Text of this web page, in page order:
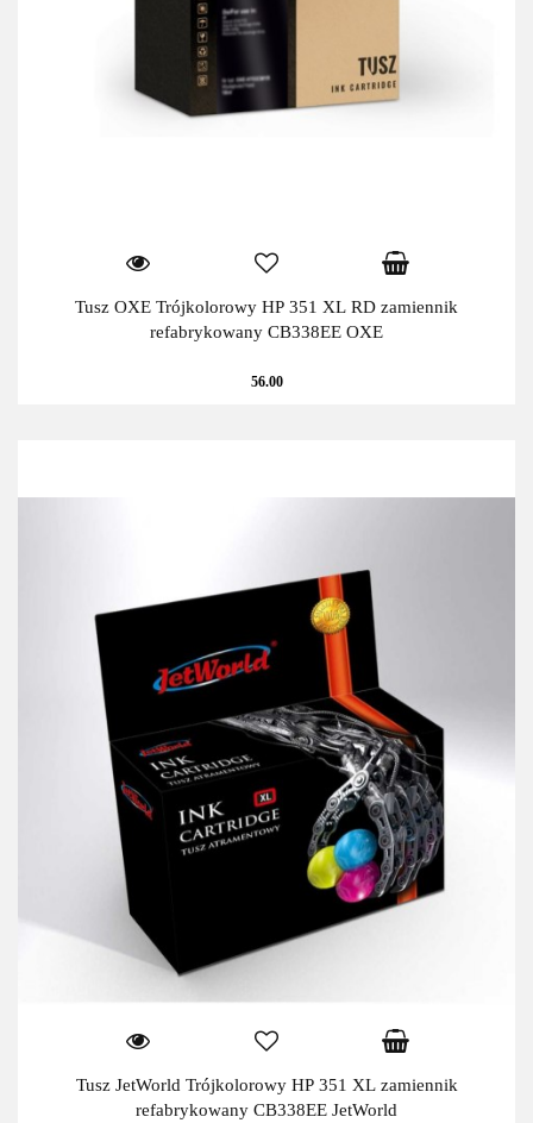
Tusz OXE Trójkolorowy HP 351 XL RD zamiennik
refabrykowany CB338EE OXE
56.00
Tusz JetWorld Trójkolorowy HP 351 XL zamiennik
refabrykowany CB338EE JetWorld